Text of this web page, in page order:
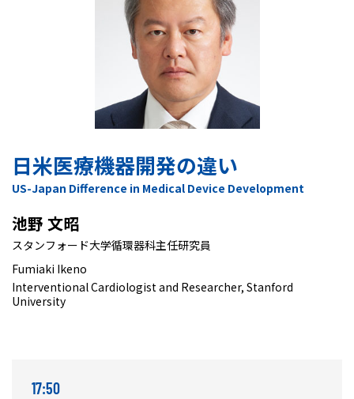
日米医療機器開発の違い
US-Japan Difference in Medical Device Development
池野 文昭
スタンフォード大学循環器科主任研究員
Fumiaki Ikeno
Interventional Cardiologist and Researcher, Stanford
University
17:50